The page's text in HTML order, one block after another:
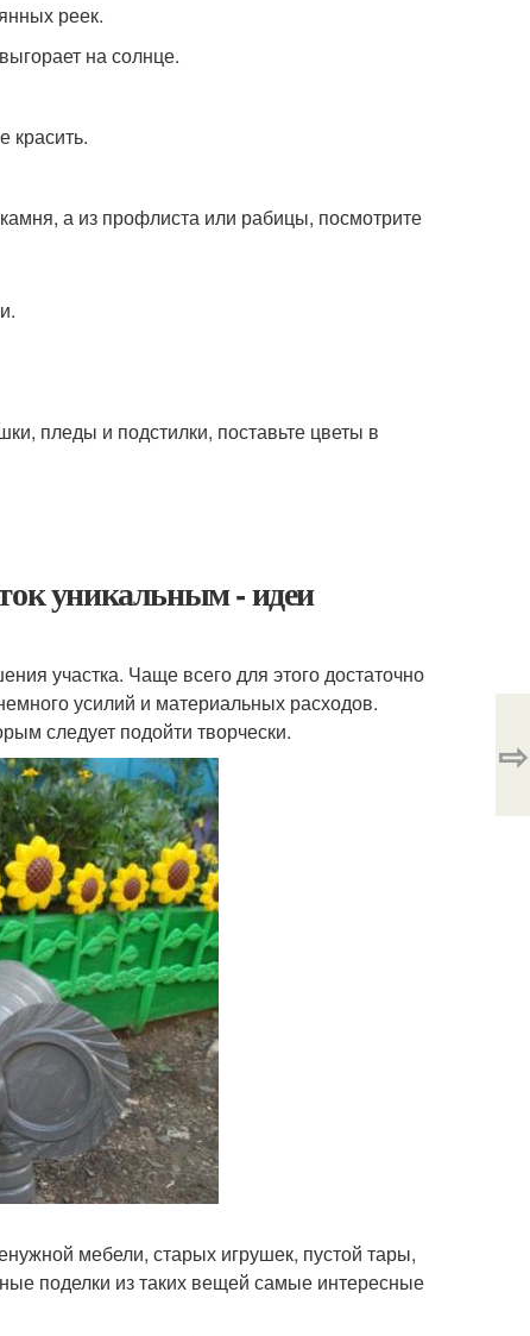
реек.
на солнце.
красить.
а из профлиста или рабицы, посмотрите
пледы и подстилки, поставьте цветы в
уникальным - идеи
участка. Чаще всего для этого достаточно
усилий и материальных расходов.
следует подойти творчески.
мебели, старых игрушек, пустой тары,
поделки из таких вещей самые интересные
⇨